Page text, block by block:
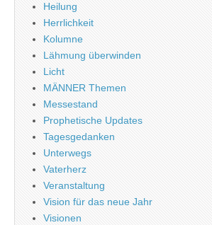
Heilung
Herrlichkeit
Kolumne
Lähmung überwinden
Licht
MÄNNER Themen
Messestand
Prophetische Updates
Tagesgedanken
Unterwegs
Vaterherz
Veranstaltung
Vision für das neue Jahr
Visionen